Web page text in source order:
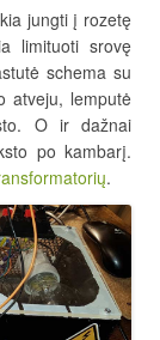
jungti į rozetę
limituoti srovę
schema su
atveju, lemputė
O ir dažnai
po kambarį.
.